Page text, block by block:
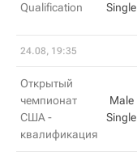
Qualification
Single
24.08, 19:35
Открытый
чемпионат
США -
квалификация
Male
Single